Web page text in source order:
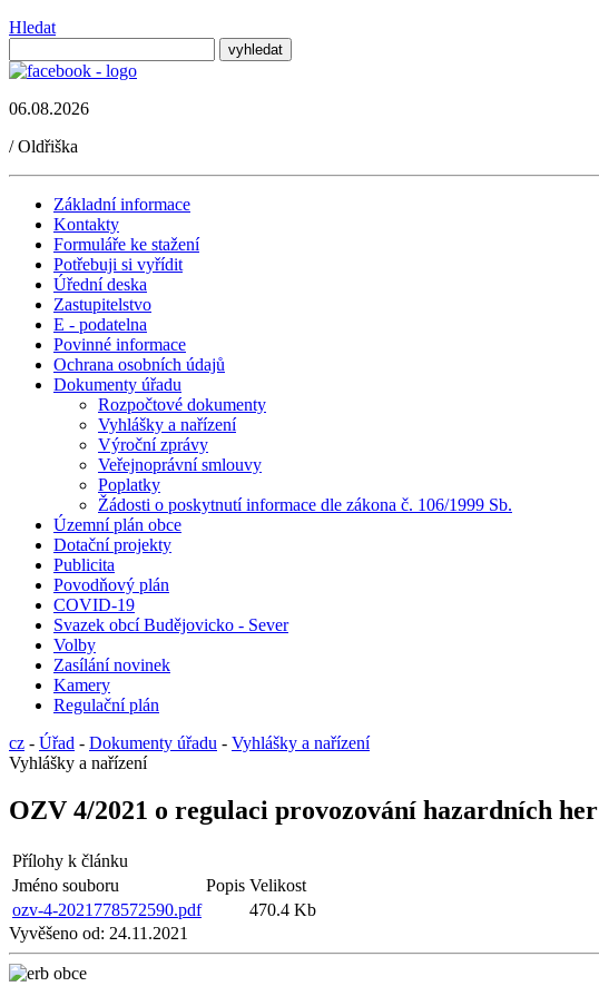
Hledat
06.08.2026
/Oldřiška
Základní informace
Kontakty
Formuláře ke stažení
Potřebuji si vyřídit
Úřední deska
Zastupitelstvo
E - podatelna
Povinné informace
Ochrana osobních údajů
Dokumenty úřadu
Rozpočtové dokumenty
Vyhlášky a nařízení
Výroční zprávy
Veřejnoprávní smlouvy
Poplatky
Žádosti o poskytnutí informace dle zákona č. 106/1999 Sb.
Územní plán obce
Dotační projekty
Publicita
Povodňový plán
COVID-19
Svazek obcí Budějovicko - Sever
Volby
Zasílání novinek
Kamery
Regulační plán
cz - Úřad - Dokumenty úřadu - Vyhlášky a nařízení
Vyhlášky a nařízení
OZV 4/2021 o regulaci provozování hazardních her
Přílohy k článku
Jméno souboru
Popis Velikost
ozv-4-2021778572590.pdf
470.4 Kb
Vyvěšeno od: 24.11.2021